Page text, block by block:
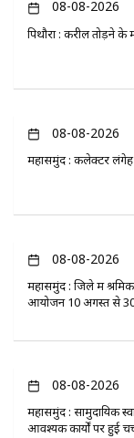
08-08-2026
पिथौरा : करील तोड़ने
08-08-2026
महासमुंद : कलेक्टर लंगेह ने
08-08-2026
महासमुंद : जिले में
आयोजन 10 अगस्त से
08-08-2026
महासमुंद : सामुदायिक
आवश्यक कार्यों पर हुई